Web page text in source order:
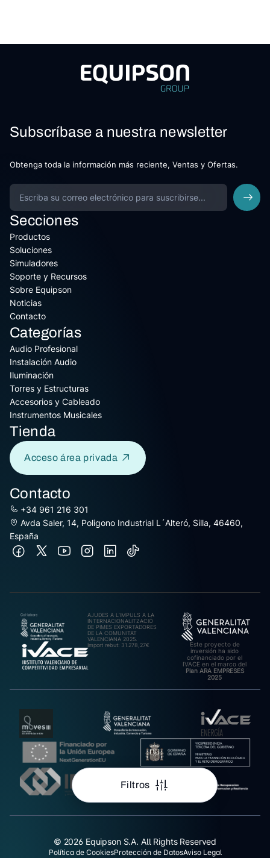
Filtros
Subscríbase a nuestra newsletter
Obtenga toda la información más reciente, Ventas y Ofertas.
Secciones
Productos
Soluciones
Simuladores
Soporte y Recursos
Sobre Equipson
Noticias
Contacto
Categorías
Audio Profesional
Instalación Audio
Iluminación
Torres y Estructuras
Accesorios y Cableado
Instrumentos Musicales
Tienda
Acceso área privada
Contacto
+34 961 216 301
Avda Saler, 14, Poligono Industrial L´Alteró, Silla, 46460,
España
AJUDES A L’IMPULS A LA
INTERNACIONALITZACIÓ
DE PIMES EXPORTADORES
DE LA COMUNITAT
VALENCIANA 2025.
Import rebut: 31.278,27€
Este proyecto de
inversión ha sido
cofinanciado por el
IVACE en el marco del
Plan ARA EMPRESES
2025
© 2026 Equipson S.A. All Rights Reserved
Política de CookiesProtección de DatosAviso Legal